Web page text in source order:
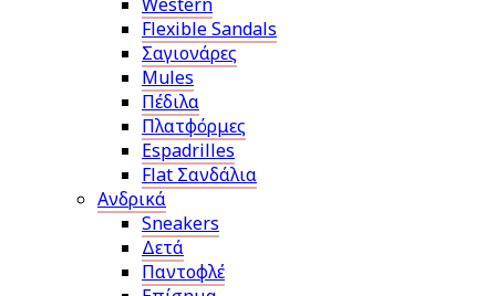
Western
Flexible Sandals
Σαγιονάρες
Mules
Πέδιλα
Πλατφόρμες
Espadrilles
Flat Σανδάλια
Ανδρικά
Sneakers
Δετά
Παντοφλέ